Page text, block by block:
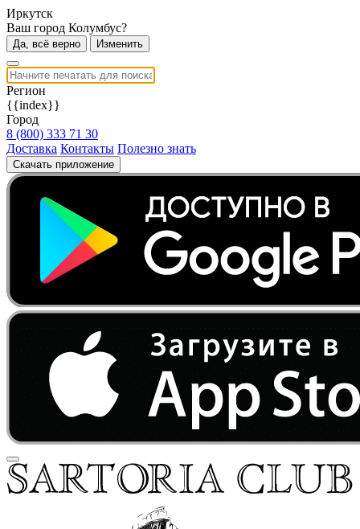
Иркутск
Ваш город Колумбус?
Да, всё верно Изменить
Регион
{{index}}
Город
8 (800) 333 71 30
Доставка Контакты Полезно знать
Скачать приложение